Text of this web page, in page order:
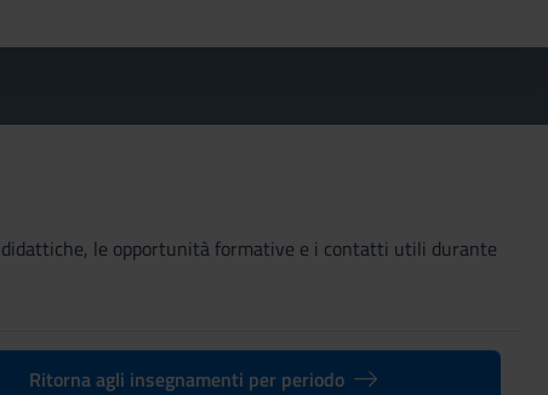
le opportunità formative e i contatti utili durante
Ritorna agli insegnamenti per periodo